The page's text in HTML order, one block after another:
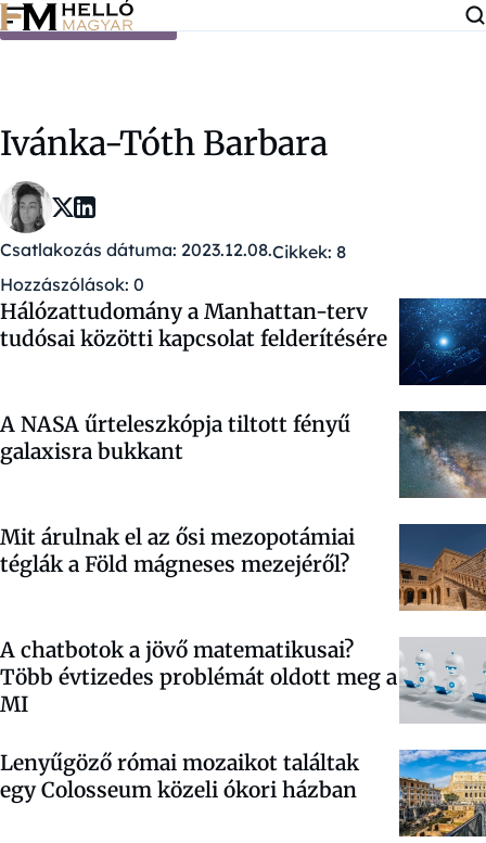
Ugrás a tartalomra
Ivánka-Tóth Barbara
Csatlakozás dátuma: 2023.12.08.Cikkek: 8
Hozzászólások: 0
Hálózattudomány a Manhattan-terv
tudósai közötti kapcsolat felderítésére
A NASA űrteleszkópja tiltott fényű
galaxisra bukkant
Mit árulnak el az ősi mezopotámiai
téglák a Föld mágneses mezejéről?
A chatbotok a jövő matematikusai?
Több évtizedes problémát oldott meg a
MI
Lenyűgöző római mozaikot találtak
egy Colosseum közeli ókori házban